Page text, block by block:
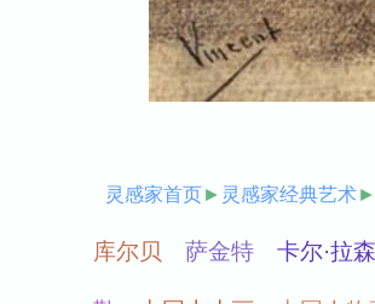
灵感家首页► 灵感家经典艺术►